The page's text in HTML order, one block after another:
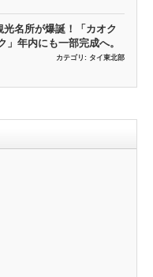
名所が爆誕！「カオク
」年内にも一部完成へ。
カテゴリ: タイ東北部